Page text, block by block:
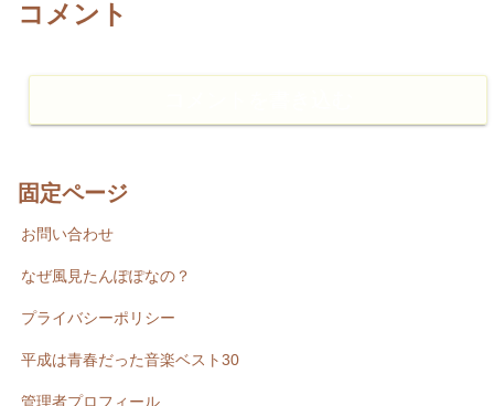
た。
コメント
固定ページ
お問い合わせ
なぜ風見たんぽぽなの？
プライバシーポリシー
平成は青春だった音楽ベスト30
管理者プロフィール